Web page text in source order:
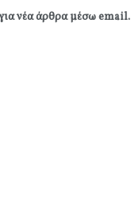
νέα άρθρα μέσω email.